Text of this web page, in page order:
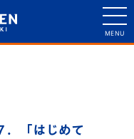
．「はじめて